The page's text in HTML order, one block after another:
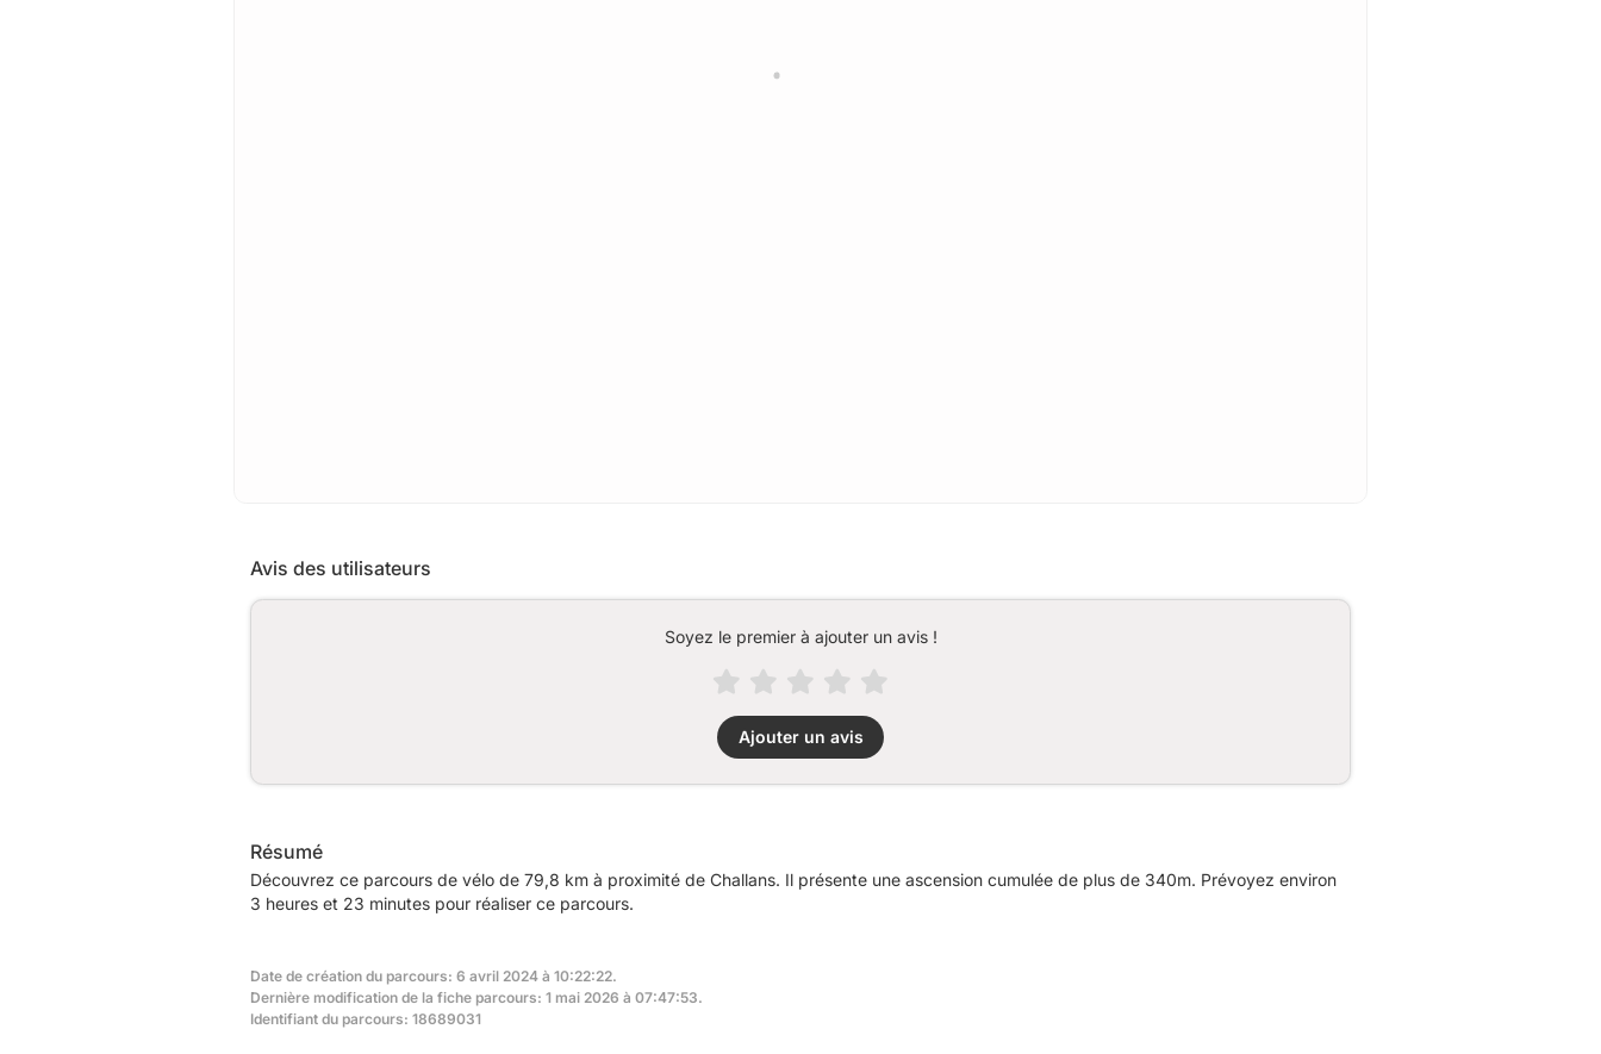
Avis des utilisateurs
Soyez le premier à ajouter un avis !
Ajouter un avis
Résumé
Découvrez ce parcours de vélo de 79,8 km à proximité de Challans. Il présente une ascension cumulée de plus de 340m. Prévoyez environ
3 heures et 23 minutes pour réaliser ce parcours.
Date de création du parcours: 6 avril 2024 à 10:22:22.
Dernière modification de la fiche parcours: 1 mai 2026 à 07:47:53.
Identifiant du parcours: 18689031